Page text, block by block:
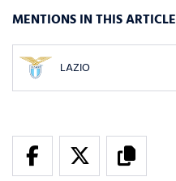
MENTIONS IN THIS ARTICLE
LAZIO